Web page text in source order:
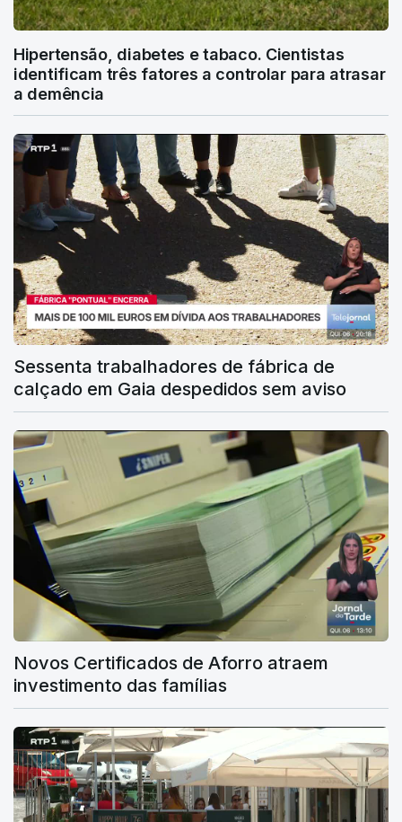
Hipertensão, diabetes e tabaco. Cientistas
identificam três fatores a controlar para atrasar
a demência
Sessenta trabalhadores de fábrica de
calçado em Gaia despedidos sem aviso
Novos Certificados de Aforro atraem
investimento das famílias